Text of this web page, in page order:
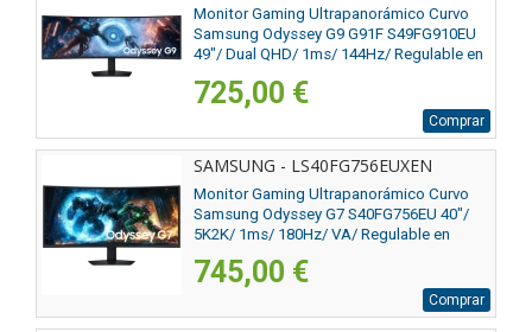
Monitor Gaming Ultrapanorámico Curvo
Samsung Odyssey G9 G91F S49FG910EU
49"/ Dual QHD/ 1ms/ 144Hz/ Regulable en
725,00 €
Comprar
SAMSUNG - LS40FG756EUXEN
Monitor Gaming Ultrapanorámico Curvo
Samsung Odyssey G7 S40FG756EU 40"/
5K2K/ 1ms/ 180Hz/ VA/ Regulable en
745,00 €
Comprar